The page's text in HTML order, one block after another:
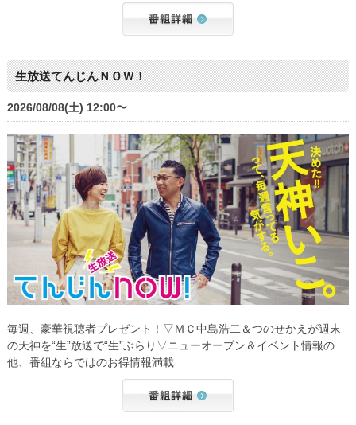
生放送てんじんＮＯＷ！
2026/08/08(土) 12:00〜
毎週、豪華視聴者プレゼント！▽ＭＣ中島浩二＆つのせかえが週末
の天神を“生”放送で“生”ぶらり▽ニューオープン＆イベント情報の
他、番組ならではのお得情報満載